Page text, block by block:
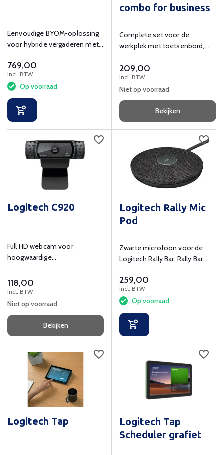
Eenvoudige BYOM-oplossing
voor hybride vergaderen met
769,00
Incl. BTW
Op voorraad
combo for business
Complete set voor de
werkplek met toetsenbord,
serie.
209,00
Incl. BTW
Niet op voorraad
Bekijken
Logitech C920
Full HD webcam voor
hoogwaardige
118,00
Incl. BTW
Niet op voorraad
Bekijken
Logitech Rally Mic
Pod
Zwarte microfoon voor de
Logitech Rally Bar, Rally Bar
259,00
Incl. BTW
Op voorraad
Logitech Tap
Logitech Tap
Scheduler grafiet